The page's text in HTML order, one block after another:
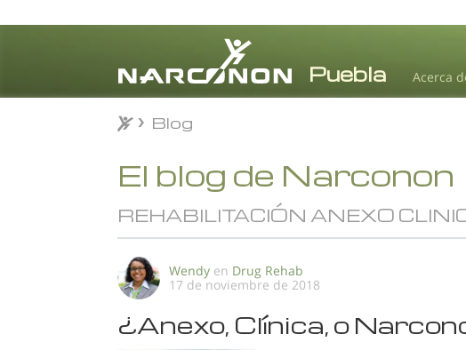
Acerca
Blog
El blog de Narconon
REHABILITACIÓN ANEXO
Wendy en Drug Rehab
17 de noviembre de 2018
¿Anexo, Clínica, o
Blog